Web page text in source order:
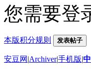
您需要登
本版积分规则 发表帖子
安豆网 |Archiver|手机版|